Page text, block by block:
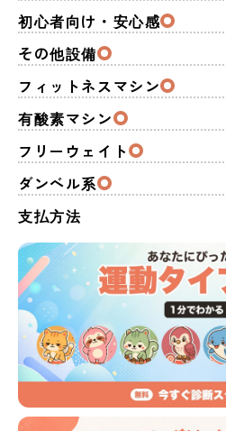
初心者向け・安心感
その他設備
フィットネスマシン
有酸素マシン
フリーウェイト
ダンベル系
支払方法